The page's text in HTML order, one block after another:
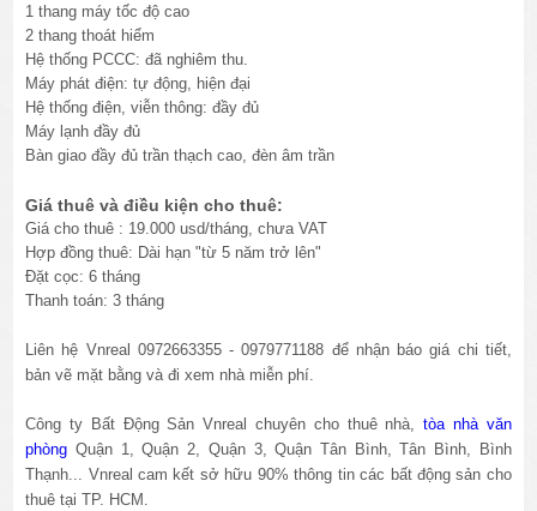
1 thang máy tốc độ cao
2 thang thoát hiểm
Hệ thống PCCC: đã nghiêm thu.
Máy phát điện: tự động, hiện đại
Hệ thống điện, viễn thông: đầy đủ
Máy lạnh đầy đủ
Bàn giao đầy đủ trần thạch cao, đèn âm trần
Giá thuê và điều kiện cho thuê:
Giá cho thuê : 19.000 usd/tháng, chưa VAT
Hợp đồng thuê: Dài hạn "từ 5 năm trở lên"
Đặt cọc: 6 tháng
Thanh toán: 3 tháng
Liên hệ Vnreal 0972663355 - 0979771188 để nhận báo giá chi tiết,
bản vẽ mặt bằng và đi xem nhà miễn phí.
Công ty Bất Động Sản Vnreal chuyên cho thuê nhà,tòa nhà văn
phòng Quận 1, Quận 2, Quận 3, Quận Tân Bình, Tân Bình, Bình
Thạnh... Vnreal cam kết sở hữu 90% thông tin các bất động sản cho
thuê tại TP. HCM.